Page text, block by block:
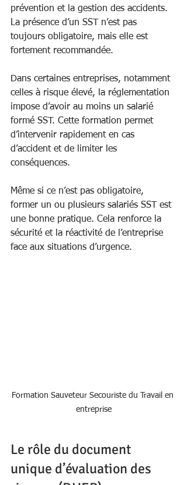
prévention et la gestion des accidents.
La présence d’un SST n’est pas
toujours obligatoire, mais elle est
fortement recommandée.
Dans certaines entreprises, notamment
celles à risque élevé, la réglementation
impose d’avoir au moins un salarié
formé SST. Cette formation permet
d’intervenir rapidement en cas
d’accident et de limiter les
conséquences.
Même si ce n’est pas obligatoire,
former un ou plusieurs salariés SST est
une bonne pratique. Cela renforce la
sécurité et la réactivité de l’entreprise
face aux situations d’urgence.
Formation Sauveteur Secouriste du Travail en
entreprise
Le rôle du document
unique d’évaluation des